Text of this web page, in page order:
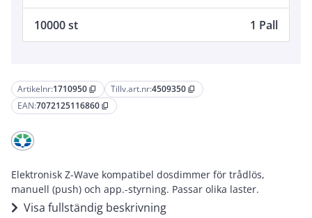
Artikelnr:1710950 content_copy Tillv.art.nr:4509350 content_copy
EAN:7072125116860 content_copy
Elektronisk Z-Wave kompatibel dosdimmer för trådlös,
manuell (push) och app.-styrning. Passar olika laster.
Visa fullständig beskrivning
10000 st 1 Pall